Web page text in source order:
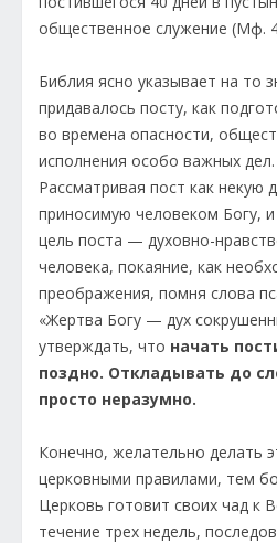
общественное служение (Мф.
Библия ясно указывает на то
придавалось посту, как
во времена опасности,
исполнения особо важных дел.
Рассматривая пост как некую
приносимую человеком Богу,
цель поста — духовно-
человека, покаяние, как
преображения, помня слова
«Жертва Богу — дух
утверждать, что начать
поздно. Откладывать до
просто неразумно.
Конечно, желательно делать
церковными правилами, тем
Церковь готовит своих чад к
течение трех недель,